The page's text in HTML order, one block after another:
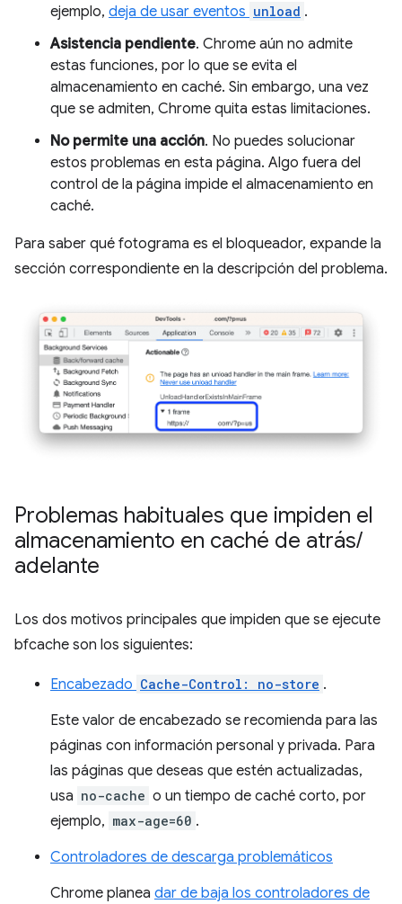
ejemplo, deja de usar eventos unload .
Asistencia pendiente. Chrome aún no admite
estas funciones, por lo que se evita el
almacenamiento en caché. Sin embargo, una vez
que se admiten, Chrome quita estas limitaciones.
No permite una acción. No puedes solucionar
estos problemas en esta página. Algo fuera del
control de la página impide el almacenamiento en
caché.
Para saber qué fotograma es el bloqueador, expande la
sección correspondiente en la descripción del problema.
Problemas habituales que impiden el
almacenamiento en caché de atrás/
adelante
Los dos motivos principales que impiden que se ejecute
bfcache son los siguientes:
Encabezado Cache-Control: no-store .
Este valor de encabezado se recomienda para las
páginas con información personal y privada. Para
las páginas que deseas que estén actualizadas,
usa no-cache o un tiempo de caché corto, por
ejemplo, max-age=60 .
Controladores de descarga problemáticos
Chrome planea dar de baja los controladores de